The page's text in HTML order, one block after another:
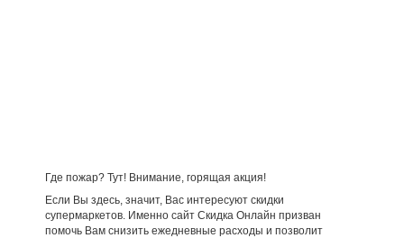
Где пожар? Тут! Внимание, горящая акция!
Если Вы здесь, значит, Вас интересуют скидки
супермаркетов. Именно сайт Скидка Онлайн призван
помочь Вам снизить ежедневные расходы и позволит